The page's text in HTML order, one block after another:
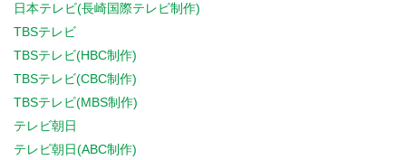
日本テレビ(長崎国際テレビ制作)
TBSテレビ
TBSテレビ(HBC制作)
TBSテレビ(CBC制作)
TBSテレビ(MBS制作)
テレビ朝日
テレビ朝日(ABC制作)